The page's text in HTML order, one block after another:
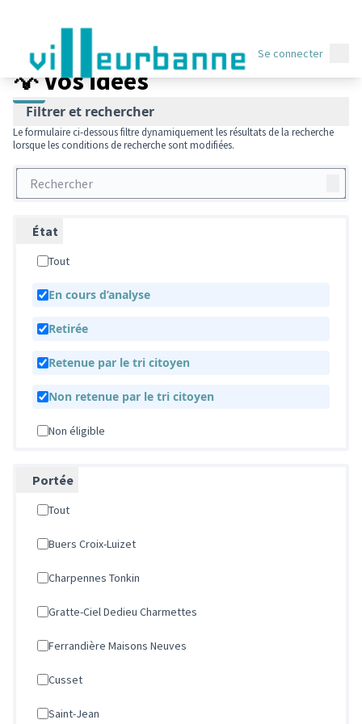
Se connecter
💡 Vos idées
Filtrer et rechercher
Le formulaire ci-dessous filtre dynamiquement les résultats de la recherche
lorsque les conditions de recherche sont modifiées.
État
Tout
En cours d’analyse
Retirée
Retenue par le tri citoyen
Non retenue par le tri citoyen
Non éligible
Portée
Tout
Buers Croix-Luizet
Charpennes Tonkin
Gratte-Ciel Dedieu Charmettes
Ferrandière Maisons Neuves
Cusset
Saint-Jean